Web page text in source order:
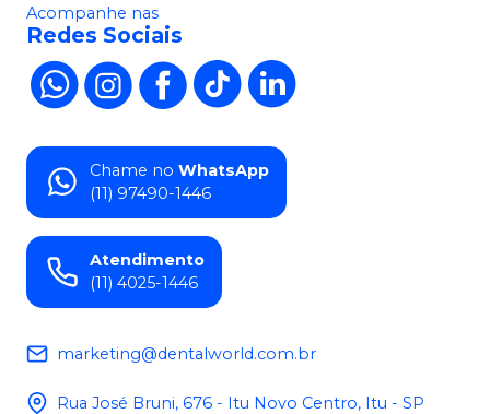
Acompanhe nas
Redes Sociais
Chame no WhatsApp
(11) 97490-1446
Atendimento
(11) 4025-1446
marketing@dentalworld.com.br
Rua José Bruni, 676 - Itu Novo Centro, Itu - SP